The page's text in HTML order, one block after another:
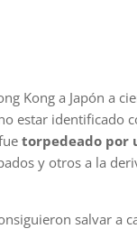
Kong a Japón a
estar identificado
torpedeado por
y otros a la
salvar a